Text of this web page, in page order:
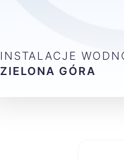
INSTALACJE
ZIELONA GÓRA